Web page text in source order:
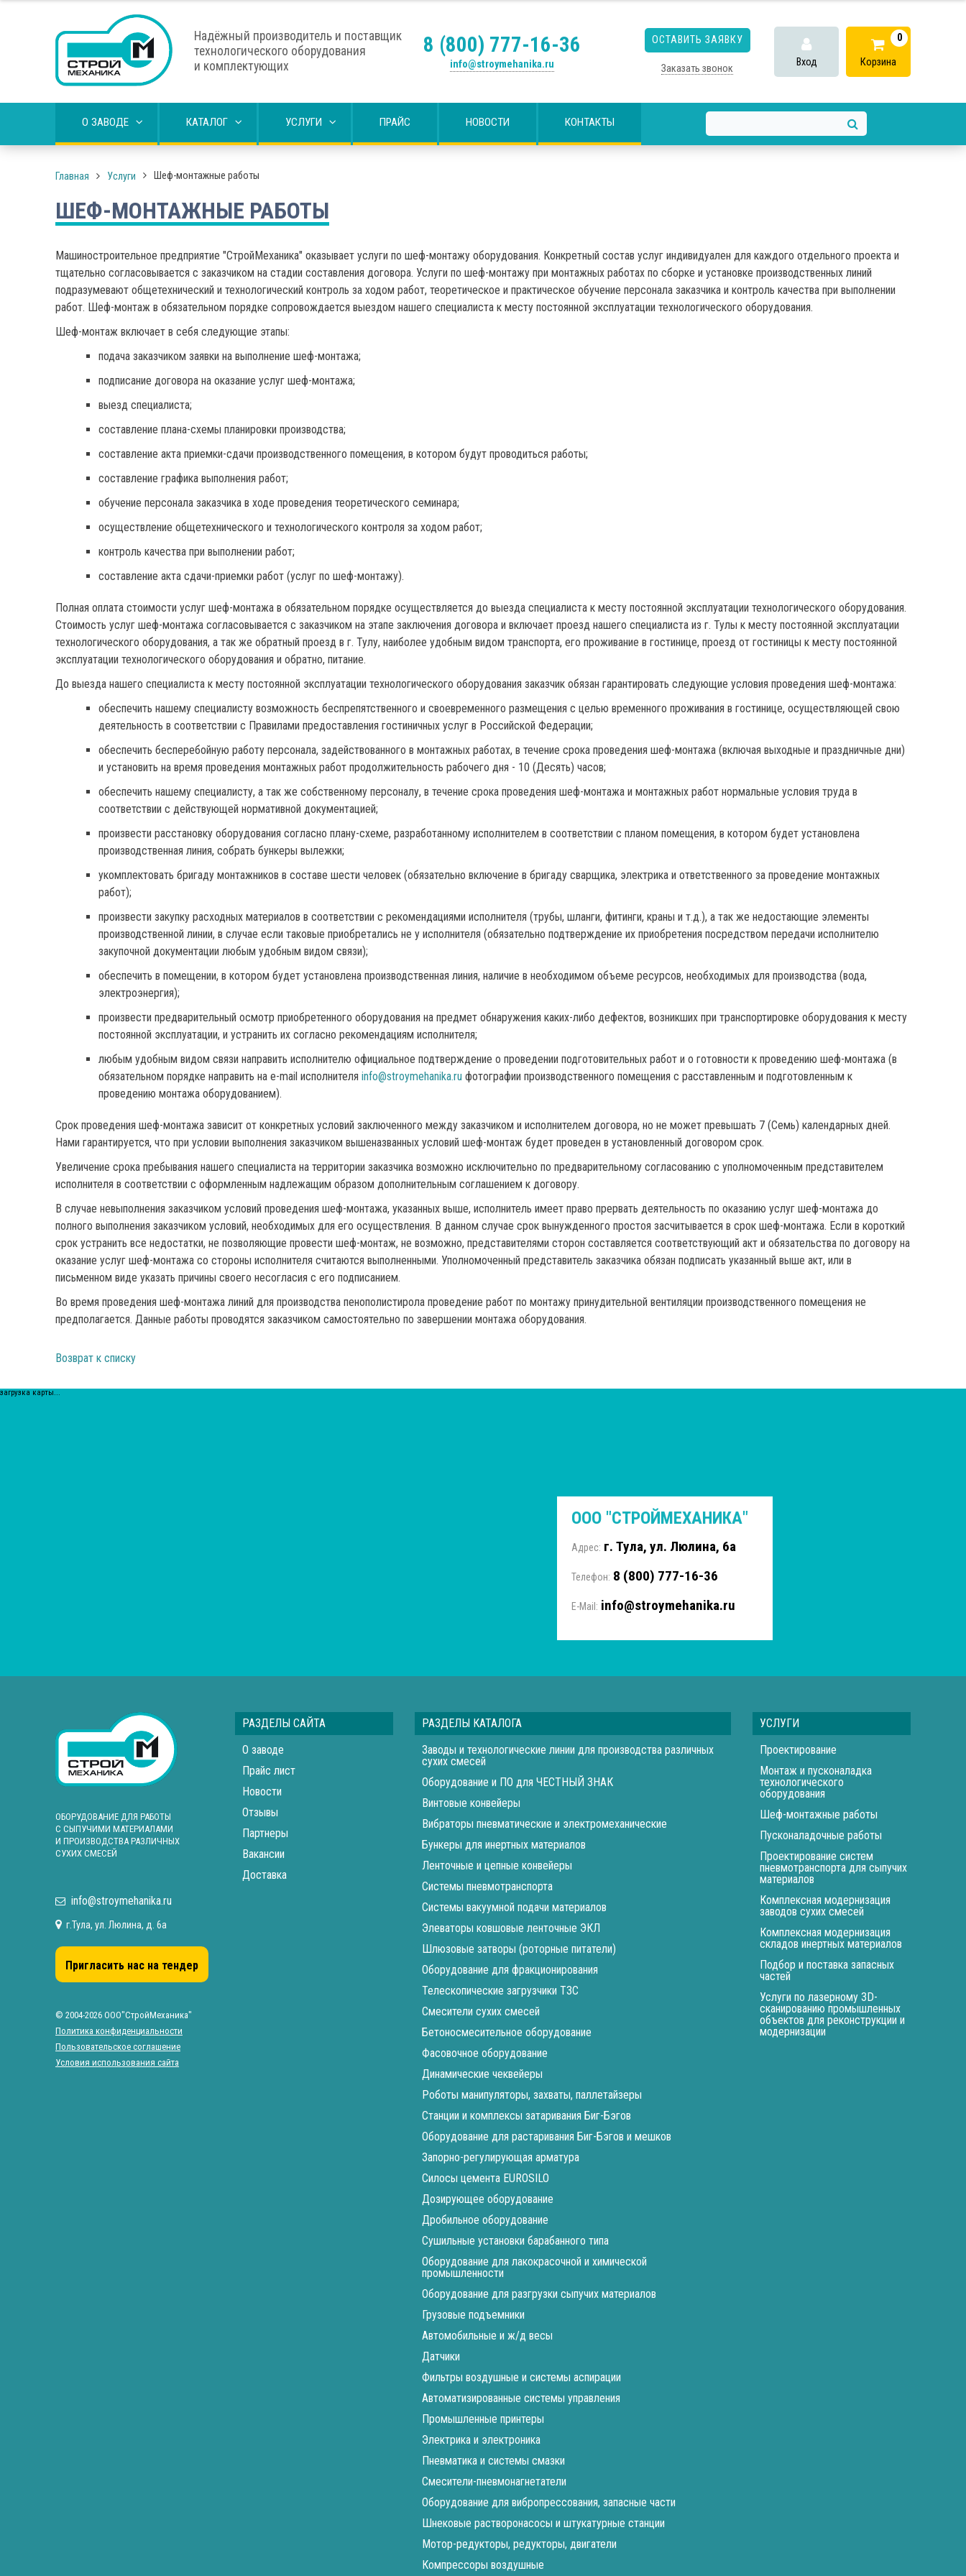
Надёжный производитель и поставщик
технологического оборудования
и комплектующих
8 (800) 777-16-36
info@stroymehanika.ru
ОСТАВИТЬ ЗАЯВКУ
Заказать звонок
Вход Корзина
0
О ЗАВОДЕ КАТАЛОГ УСЛУГИ ПРАЙС НОВОСТИ КОНТАКТЫ
Главная Услуги Шеф-монтажные работы
ШЕФ-МОНТАЖНЫЕ РАБОТЫ
Машиностроительное предприятие "СтройМеханика" оказывает услуги по шеф-монтажу оборудования. Конкретный состав услуг индивидуален для каждого отдельного проекта и
тщательно согласовывается с заказчиком на стадии составления договора. Услуги по шеф-монтажу при монтажных работах по сборке и установке производственных линий
подразумевают общетехнический и технологический контроль за ходом работ, теоретическое и практическое обучение персонала заказчика и контроль качества при выполнении
работ. Шеф-монтаж в обязательном порядке сопровождается выездом нашего специалиста к месту постоянной эксплуатации технологического оборудования.
Шеф-монтаж включает в себя следующие этапы:
подача заказчиком заявки на выполнение шеф-монтажа;
подписание договора на оказание услуг шеф-монтажа;
выезд специалиста;
составление плана-схемы планировки производства;
составление акта приемки-сдачи производственного помещения, в котором будут проводиться работы;
составление графика выполнения работ;
обучение персонала заказчика в ходе проведения теоретического семинара;
осуществление общетехнического и технологического контроля за ходом работ;
контроль качества при выполнении работ;
составление акта сдачи-приемки работ (услуг по шеф-монтажу).
Полная оплата стоимости услуг шеф-монтажа в обязательном порядке осуществляется до выезда специалиста к месту постоянной эксплуатации технологического оборудования.
Стоимость услуг шеф-монтажа согласовывается с заказчиком на этапе заключения договора и включает проезд нашего специалиста из г. Тулы к месту постоянной эксплуатации
технологического оборудования, а так же обратный проезд в г. Тулу, наиболее удобным видом транспорта, его проживание в гостинице, проезд от гостиницы к месту постоянной
эксплуатации технологического оборудования и обратно, питание.
До выезда нашего специалиста к месту постоянной эксплуатации технологического оборудования заказчик обязан гарантировать следующие условия проведения шеф-монтажа:
обеспечить нашему специалисту возможность беспрепятственного и своевременного размещения с целью временного проживания в гостинице, осуществляющей свою
деятельность в соответствии с Правилами предоставления гостиничных услуг в Российской Федерации;
обеспечить бесперебойную работу персонала, задействованного в монтажных работах, в течение срока проведения шеф-монтажа (включая выходные и праздничные дни)
и установить на время проведения монтажных работ продолжительность рабочего дня - 10 (Десять) часов;
обеспечить нашему специалисту, а так же собственному персоналу, в течение срока проведения шеф-монтажа и монтажных работ нормальные условия труда в
соответствии с действующей нормативной документацией;
произвести расстановку оборудования согласно плану-схеме, разработанному исполнителем в соответствии с планом помещения, в котором будет установлена
производственная линия, собрать бункеры вылежки;
укомплектовать бригаду монтажников в составе шести человек (обязательно включение в бригаду сварщика, электрика и ответственного за проведение монтажных
работ);
произвести закупку расходных материалов в соответствии с рекомендациями исполнителя (трубы, шланги, фитинги, краны и т.д.), а так же недостающие элементы
производственной линии, в случае если таковые приобретались не у исполнителя (обязательно подтверждение их приобретения посредством передачи исполнителю
закупочной документации любым удобным видом связи);
обеспечить в помещении, в котором будет установлена производственная линия, наличие в необходимом объеме ресурсов, необходимых для производства (вода,
электроэнергия);
произвести предварительный осмотр приобретенного оборудования на предмет обнаружения каких-либо дефектов, возникших при транспортировке оборудования к месту
постоянной эксплуатации, и устранить их согласно рекомендациям исполнителя;
любым удобным видом связи направить исполнителю официальное подтверждение о проведении подготовительных работ и о готовности к проведению шеф-монтажа (в
обязательном порядке направить на e-mail исполнителя info@stroymehanika.ru фотографии производственного помещения с расставленным и подготовленным к
проведению монтажа оборудованием).
Срок проведения шеф-монтажа зависит от конкретных условий заключенного между заказчиком и исполнителем договора, но не может превышать 7 (Семь) календарных дней.
Нами гарантируется, что при условии выполнения заказчиком вышеназванных условий шеф-монтаж будет проведен в установленный договором срок.
Увеличение срока пребывания нашего специалиста на территории заказчика возможно исключительно по предварительному согласованию с уполномоченным представителем
исполнителя в соответствии с оформленным надлежащим образом дополнительным соглашением к договору.
В случае невыполнения заказчиком условий проведения шеф-монтажа, указанных выше, исполнитель имеет право прервать деятельность по оказанию услуг шеф-монтажа до
полного выполнения заказчиком условий, необходимых для его осуществления. В данном случае срок вынужденного простоя засчитывается в срок шеф-монтажа. Если в короткий
срок устранить все недостатки, не позволяющие провести шеф-монтаж, не возможно, представителями сторон составляется соответствующий акт и обязательства по договору на
оказание услуг шеф-монтажа со стороны исполнителя считаются выполненными. Уполномоченный представитель заказчика обязан подписать указанный выше акт, или в
письменном виде указать причины своего несогласия с его подписанием.
Во время проведения шеф-монтажа линий для производства пенополистирола проведение работ по монтажу принудительной вентиляции производственного помещения не
предполагается. Данные работы проводятся заказчиком самостоятельно по завершении монтажа оборудования.
Возврат к списку
загрузка карты...
ООО "СТРОЙМЕХАНИКА"
Адрес: г. Тула, ул. Люлина, 6а
Телефон: 8 (800) 777-16-36
E-Mail: info@stroymehanika.ru
ОБОРУДОВАНИЕ ДЛЯ РАБОТЫ
С СЫПУЧИМИ МАТЕРИАЛАМИ
И ПРОИЗВОДСТВА РАЗЛИЧНЫХ
СУХИХ СМЕСЕЙ
info@stroymehanika.ru
г.Тула, ул. Люлина, д. 6а
Пригласить нас на тендер
© 2004-2026 ООО"СтройМеханика"
Политика конфиденциальности
Пользовательское соглашение
Условия использования сайта
РАЗДЕЛЫ САЙТА
О заводе
Прайс лист
Новости
Отзывы
Партнеры
Вакансии
Доставка
РАЗДЕЛЫ КАТАЛОГА
Заводы и технологические линии для производства различных
сухих смесей
Оборудование и ПО для ЧЕСТНЫЙ ЗНАК
Винтовые конвейеры
Вибраторы пневматические и электромеханические
Бункеры для инертных материалов
Ленточные и цепные конвейеры
Cистемы пневмотранспорта
Системы вакуумной подачи материалов
Элеваторы ковшовые ленточные ЭКЛ
Шлюзовые затворы (роторные питатели)
Оборудование для фракционирования
Телескопические загрузчики ТЗС
Смесители сухих смесей
Бетоносмесительное оборудование
Фасовочное оборудование
Динамические чеквейеры
Роботы манипуляторы, захваты, паллетайзеры
Станции и комплексы затаривания Биг-Бэгов
Оборудование для растаривания Биг-Бэгов и мешков
Запорно-регулирующая арматура
Силосы цемента EUROSILO
Дозирующее оборудование
Дробильное оборудование
Сушильные установки барабанного типа
Оборудование для лакокрасочной и химической
промышленности
Оборудование для разгрузки сыпучих материалов
Грузовые подъемники
Автомобильные и ж/д весы
Датчики
Фильтры воздушные и системы аспирации
Автоматизированные системы управления
Промышленные принтеры
Электрика и электроника
Пневматика и системы смазки
Смесители-пневмонагнетатели
Оборудование для вибропрессования, запасные части
Шнековые растворонасосы и штукатурные станции
Мотор-редукторы, редукторы, двигатели
Компрессоры воздушные
УСЛУГИ
Проектирование
Монтаж и пусконаладка
технологического
оборудования
Шеф-монтажные работы
Пусконаладочные работы
Проектирование систем
пневмотранспорта для сыпучих
материалов
Комплексная модернизация
заводов сухих смесей
Комплексная модернизация
складов инертных материалов
Подбор и поставка запасных
частей
Услуги по лазерному 3D-
сканированию промышленных
объектов для реконструкции и
модернизации